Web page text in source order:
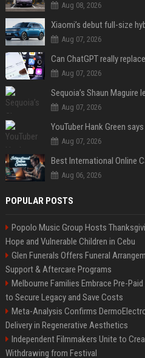
Aug 08, 2026
Aug 07, 2026
Aug 07, 2026
Aug 07, 2026
YouTuber Hank Green
Aug 07, 2026
Aug 06, 2026
POPULAR POSTS
Popolo Music Group Hosts
Hope and Vulnerable Children in Cebu
Glen Funerals Offers Funeral
Support & Aftercare Programs
Melbourne Families Embrace Pre-
to Secure Legacy and Save Costs
Meta-Analysis Confirms
Delivery in Regenerative Aesthetics
Independent Filmmakers Unite to
Withdrawing from Festival